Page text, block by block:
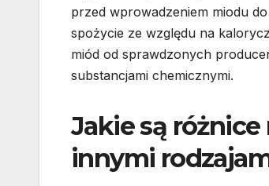
przed wprowadzeniem miodu
spożycie ze względu na
miód od sprawdzonych
substancjami chemicznymi.
Jakie są
innymi